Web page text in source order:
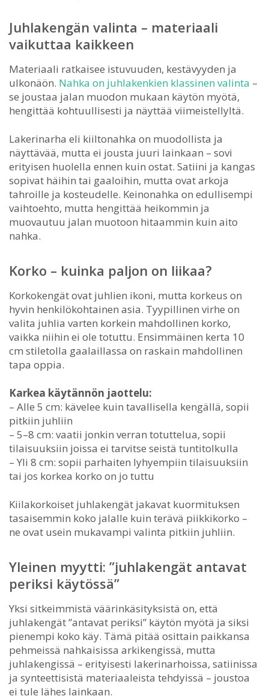
Juhlakengän valinta – materiaali
vaikuttaa kaikkeen
Materiaali ratkaisee istuvuuden, kestävyyden ja
ulkonäön. Nahka on juhlakenkien klassinen valinta –
se joustaa jalan muodon mukaan käytön myötä,
hengittää kohtuullisesti ja näyttää viimeistellyltä.
Lakerinarha eli kiiltonahka on muodollista ja
näyttävää, mutta ei jousta juuri lainkaan – sovi
erityisen huolella ennen kuin ostat. Satiini ja kangas
sopivat häihin tai gaaloihin, mutta ovat arkoja
tahroille ja kosteudelle. Keinonahka on edullisempi
vaihtoehto, mutta hengittää heikommin ja
muovautuu jalan muotoon hitaammin kuin aito
nahka.
Korko – kuinka paljon on liikaa?
Korkokengät ovat juhlien ikoni, mutta korkeus on
hyvin henkilökohtainen asia. Tyypillinen virhe on
valita juhlia varten korkein mahdollinen korko,
vaikka niihin ei ole totuttu. Ensimmäinen kerta 10
cm stiletolla gaalaillassa on raskain mahdollinen
tapa oppia.
Karkea käytännön jaottelu:
– Alle 5 cm: kävelee kuin tavallisella kengällä, sopii
pitkiin juhliin
– 5–8 cm: vaatii jonkin verran totuttelua, sopii
tilaisuuksiin joissa ei tarvitse seistä tuntitolkulla
– Yli 8 cm: sopii parhaiten lyhyempiin tilaisuuksiin
tai jos korkea korko on jo tuttu
Kiilakorkoiset juhlakengät jakavat kuormituksen
tasaisemmin koko jalalle kuin terävä piikkikorko –
ne ovat usein mukavampi valinta pitkiin juhliin.
Yleinen myytti: ”juhlakengät antavat
periksi käytössä”
Yksi sitkeimmistä väärinkäsityksistä on, että
juhlakengät ”antavat periksi” käytön myötä ja siksi
pienempi koko käy. Tämä pitää osittain paikkansa
pehmeissä nahkaisissa arkikengissä, mutta
juhlakengissä – erityisesti lakerinarhoissa, satiinissa
ja synteettisistä materiaaleista tehdyissä – joustoa
ei tule lähes lainkaan.